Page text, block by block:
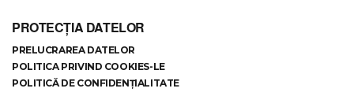
PROTECȚIA DATELOR
PRELUCRAREA DATELOR
POLITICA PRIVIND COOKIES-LE
POLITICĂ DE CONFIDENȚIALITATE